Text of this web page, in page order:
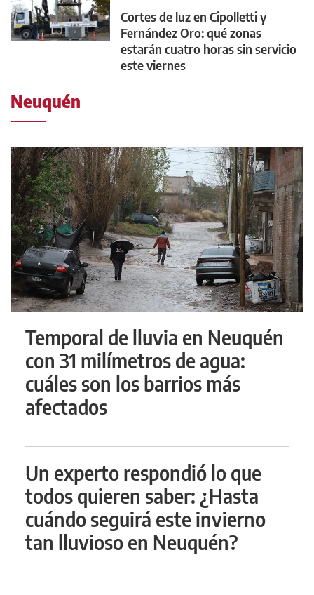
Cortes de luz en Cipolletti y
Fernández Oro: qué zonas
estarán cuatro horas sin servicio
este viernes
Neuquén
Temporal de lluvia en Neuquén
con 31 milímetros de agua:
cuáles son los barrios más
afectados
Un experto respondió lo que
todos quieren saber: ¿Hasta
cuándo seguirá este invierno
tan lluvioso en Neuquén?